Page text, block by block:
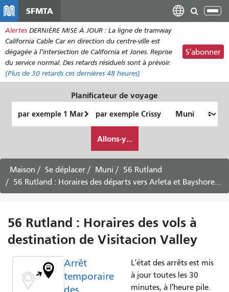
contenu
principal
SFMTA
Alertes DERNIÈRE MISE À JOUR : La ligne de tramway
California Cable Car en direction du centre-ville est
dégagée à l’intersection de California et Jones. Reprise
du service normal. Des retards résiduels sont à prévoir.
(Plus de 30 retards ces dernières 48 heures)
S'abonner
Planificateur de voyage
de
final
je
veux
voyager
Allons-y...
Maison Se déplacer Muni
56 Rutland
56 Rutland : Horaires des départs vers Arleta et Bayshore via Mansell – 3 août 2026
56 Rutland : Horaires des vols à
destination de Visitacion Valley
Arrêt
temporaire
des
L'état des arrêts est mis
à jour toutes les 30
minutes, à l'heure pile.